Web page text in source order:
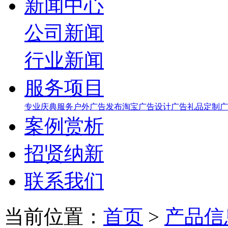
新闻中心
公司新闻
行业新闻
服务项目
专业庆典服务 户外广告发布淘宝广告设计广告礼品定制
案例赏析
招贤纳新
联系我们
当前位置： 首页 > 产品